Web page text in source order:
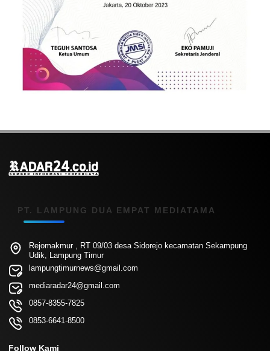
PT. LAMPUNG DUA EMPAT MEDIATAMA
Rejomakmur , RT 09/03 desa Sidorejo kecamatan Sekampung
Udik, Lampung Timur
lampungtimurnews@gmail.com
mediaradar24@gmail.com
0857-8355-7825
0853-6641-8500
Follow Kami